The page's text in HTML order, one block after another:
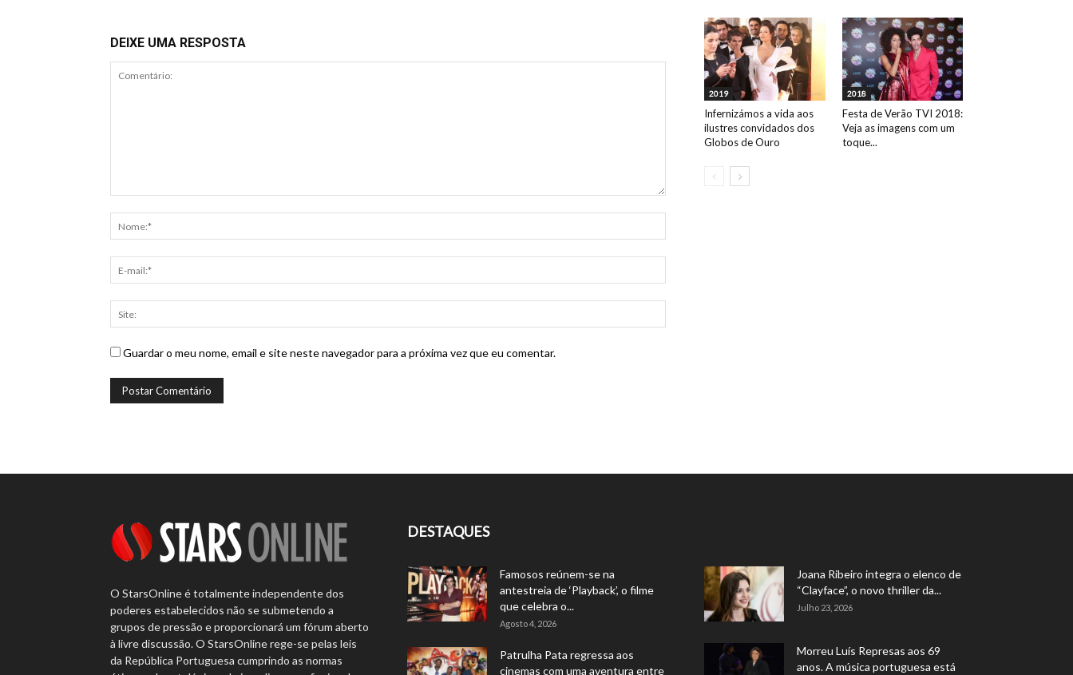
DEIXE UMA RESPOSTA
Guardar o meu nome, email e site neste navegador para a próxima vez que eu comentar.
2019
Infernizámos a vida aos
ilustres convidados dos
Globos de Ouro
2018
Festa de Verão TVI 2018:
Veja as imagens com um
toque...
O StarsOnline é totalmente independente dos
poderes estabelecidos não se submetendo a
grupos de pressão e proporcionará um fórum aberto
à livre discussão. O StarsOnline rege-se pelas leis
da República Portuguesa cumprindo as normas
DESTAQUES
Famosos reúnem-se na
antestreia de ‘Playback’, o filme
que celebra o...
Agosto 4, 2026
Patrulha Pata regressa aos
cinemas com uma aventura entre
Joana Ribeiro integra o elenco de
“Clayface”, o novo thriller da...
Julho 23, 2026
Morreu Luís Represas aos 69
anos. A música portuguesa está